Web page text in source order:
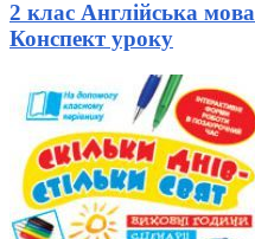
2 клас Англійська
Конспект уроку